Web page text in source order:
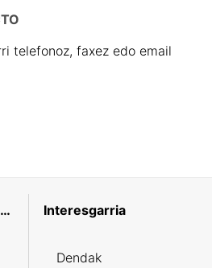
telefonoz, faxez edo email
Kontratatzailearen profila Interesgarria
Dendak